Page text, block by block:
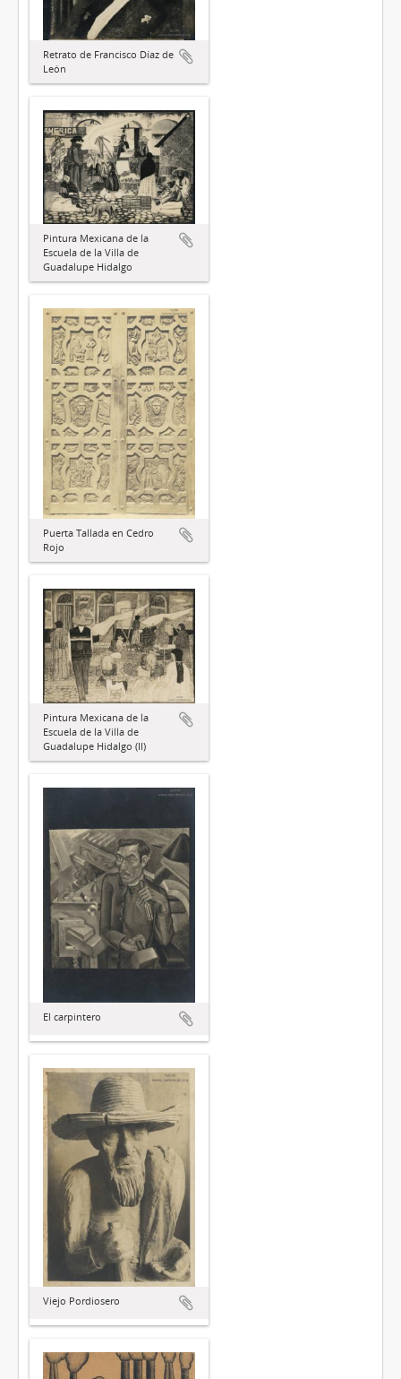
Retrato de Francisco Díaz de
León
Pintura Mexicana de la
Escuela de la Villa de
Guadalupe Hidalgo
Puerta Tallada en Cedro
Rojo
Pintura Mexicana de la
Escuela de la Villa de
Guadalupe Hidalgo (II)
El carpintero
Viejo Pordiosero